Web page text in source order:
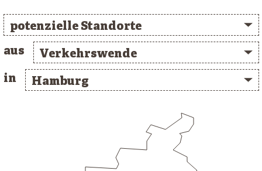
potenzielle Standorte
aus
Verkehrswende
in
Hamburg